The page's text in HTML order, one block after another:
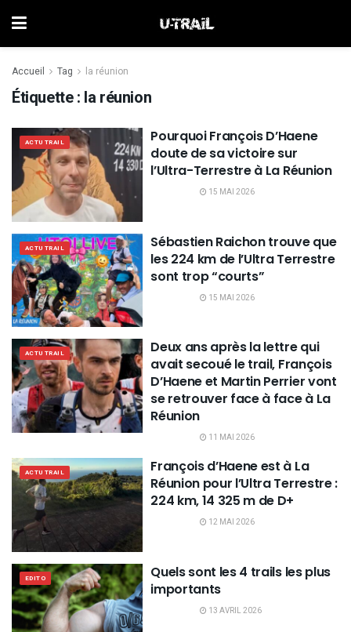
Accueil Tag la réunion
Étiquette : la réunion
ACTU TRAIL
Pourquoi François D’Haene
doute de sa victoire sur
l’Ultra-Terrestre à La Réunion
15 MAI 2026
ACTU TRAIL
Sébastien Raichon trouve que
les 224 km de l’Ultra Terrestre
sont trop “courts”
15 MAI 2026
ACTU TRAIL
Deux ans après la lettre qui
avait secoué le trail, François
D’Haene et Martin Perrier vont
se retrouver face à face à La
Réunion
11 MAI 2026
ACTU TRAIL
François d’Haene est à La
Réunion pour l’Ultra Terrestre :
224 km, 14 325 m de D+
12 MAI 2026
EDITO
Quels sont les 4 trails les plus
importants
13 AVRIL 2026